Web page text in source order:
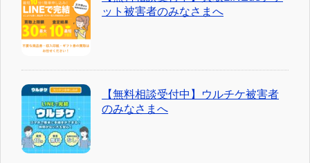
ット被害者のみなさまへ
【無料相談受付中】ウルチケ被害者
のみなさまへ